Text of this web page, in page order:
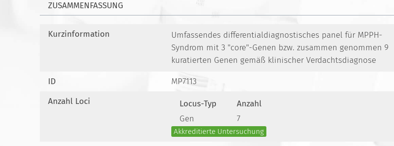
ZUSAMMENFASSUNG
Kurzinformation
Umfassendes differentialdiagnostisches panel für MPPH-
Syndrom mit 3 "core"-Genen bzw. zusammen genommen 9
kuratierten Genen gemäß klinischer Verdachtsdiagnose
ID
MP7113
Anzahl Loci
Locus-Typ
Anzahl
Gen
7
Akkreditierte Untersuchung